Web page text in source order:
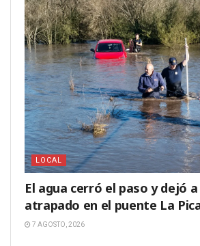
LOCAL
El agua cerró el paso y dejó
atrapado en el puente La
7 AGOSTO, 2026